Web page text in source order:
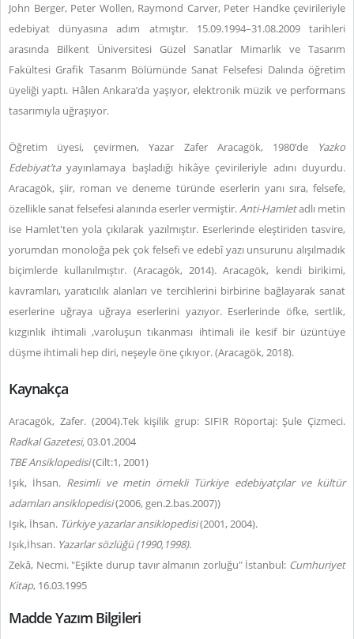
John Berger, Peter Wollen, Raymond Carver, Peter Handke çevirileriyle
edebiyat dünyasına adım atmıştır. 15.09.1994–31.08.2009 tarihleri
arasında Bilkent Üniversitesi Güzel Sanatlar Mimarlık ve Tasarım
Fakültesi Grafik Tasarım Bölümünde Sanat Felsefesi Dalında öğretim
üyeliği yaptı. Hâlen Ankara’da yaşıyor, elektronik müzik ve performans
tasarımıyla uğraşıyor.
Öğretim üyesi, çevirmen, Yazar Zafer Aracagök, 1980’de
Yazko
Edebiyat’tayayınlamaya başladığı hikâye çevirileriyle adını duyurdu.
Aracagök, şiir, roman ve deneme türünde eserlerin yanı sıra, felsefe,
özellikle sanat felsefesi alanında eserler vermiştir.Anti-Hamletadlı metin
ise Hamlet'ten yola çıkılarak yazılmıştır. Eserlerinde eleştiriden tasvire,
yorumdan monoloğa pek çok felsefi ve edebî yazı unsurunu alışılmadık
biçimlerde kullanılmıştır. (Aracagök, 2014). Aracagök, kendi birikimi,
kavramları, yaratıcılık alanları ve tercihlerini birbirine bağlayarak sanat
eserlerine uğraya uğraya eserlerini yazıyor. Eserlerinde öfke, sertlik,
kızgınlık ihtimali ,varoluşun tıkanması ihtimali ile kesif bir üzüntüye
düşme ihtimali hep diri, neşeyle öne çıkıyor. (Aracagök, 2018).
Kaynakça
Aracagök, Zafer. (2004).Tek kişilik grup: SIFIR Röportaj: Şule Çizmeci.
Radkal Gazetesi,03.01.2004
TBE Ansiklopedisi(Cilt:1, 2001)
Işık, İhsan. Resimli ve metin örnekli Türkiye edebiyatçılar ve kültür
adamları ansiklopedisi(2006, gen.2.bas.2007))
Işık, İhsan. Türkiye yazarlar ansiklopedisi(2001, 2004).
Işık,İhsan. Yazarlar sözlüğü (1990,1998).
Zekâ, Necmi. "Eşikte durup tavır almanın zorluğu" İstanbul: Cumhuriyet
Kitap, 16.03.1995
Madde Yazım Bilgileri